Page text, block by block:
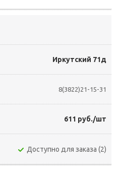
Иркутский 71д
8(3822)21-15-31
611 руб./шт
Доступно для заказа (2)